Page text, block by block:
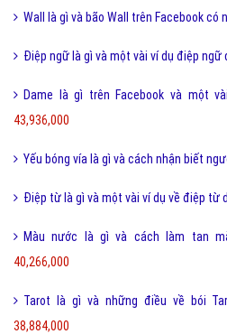
Wall là gì và bão Wall trên Facebook có
Điệp ngữ là gì và một vài ví dụ điệp ngữ
Dame là gì trên Facebook và một
43,936,000
Yếu bóng vía là gì và cách nhận biết
Điệp từ là gì và một vài ví dụ về điệp từ
Màu nước là gì và cách làm tan
40,266,000
Tarot là gì và những điều về bói
38,884,000